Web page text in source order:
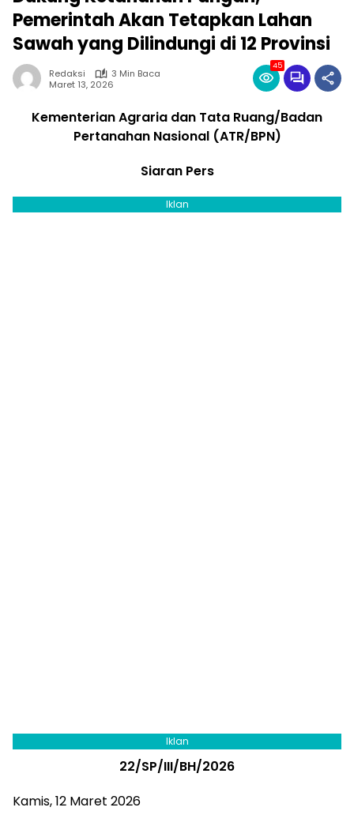
Pemerintah Akan Tetapkan Lahan
Sawah yang Dilindungi di 12 Provinsi
Redaksi
3 Min Baca
Maret 13, 2026
45
Kementerian Agraria dan Tata Ruang/Badan
Pertanahan Nasional (ATR/BPN)
Siaran Pers
Iklan
Iklan
22/SP/III/BH/2026
Kamis, 12 Maret 2026